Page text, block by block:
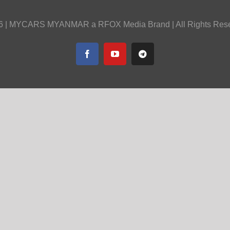
| MYCARS MYANMAR a RFOX Media Brand | All Rights
FacebookYouTubeTelegram